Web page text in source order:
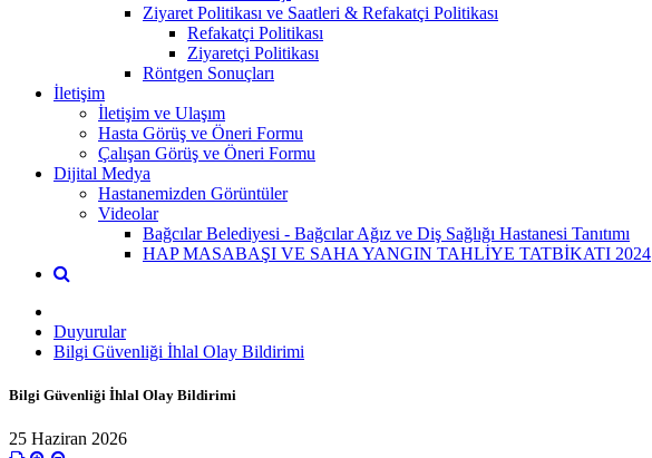
Ziyaret Politikası ve Saatleri & Refakatçi Politikası
Refakatçi Politikası
Ziyaretçi Politikası
Röntgen Sonuçları
İletişim
İletişim ve Ulaşım
Hasta Görüş ve Öneri Formu
Çalışan Görüş ve Öneri Formu
Dijital Medya
Hastanemizden Görüntüler
Videolar
Bağcılar Belediyesi - Bağcılar Ağız ve Diş Sağlığı Hastanesi Tanıtımı
HAP MASABAŞI VE SAHA YANGIN TAHLİYE TATBİKATI 2024
Duyurular
Bilgi Güvenliği İhlal Olay Bildirimi
Bilgi Güvenliği İhlal Olay Bildirimi
25 Haziran 2026